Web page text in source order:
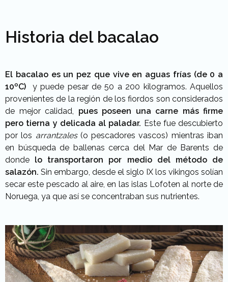
Historia del bacalao
El bacalao es un pez que vive en aguas frías (de 0 a
10ºC)
y puede pesar de 50 a 200 kilogramos. Aquellos
provenientes de la región de los fiordos son considerados
de mejor calidad, pues poseen una carne más firme
pero tierna y delicada al paladar. Este fue descubierto
por los arrantzales(o pescadores vascos) mientras iban
en búsqueda de ballenas cerca del Mar de Barents de
donde lo transportaron por medio del método de
salazón. Sin embargo, desde el siglo IX los vikingos solían
secar este pescado al aire, en las islas Lofoten al norte de
Noruega, ya que así se concentraban sus nutrientes.